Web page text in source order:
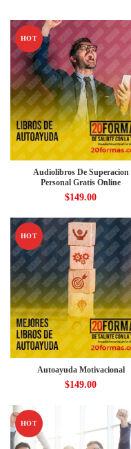
HOT
Audiolibros De Superacion
Personal Gratis Online
$149.00
HOT
Autoayuda Motivacional
$149.00
HOT